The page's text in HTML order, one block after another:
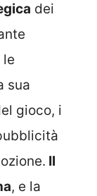
dei
le
sua
gioco, i
Il
, e la